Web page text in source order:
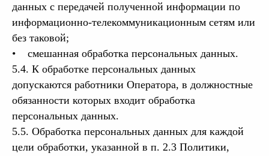
данных с передачей полученной информации по
информационно-телекоммуникационным сетям или
без таковой;
• смешанная обработка персональных данных.
5.4. К обработке персональных данных
допускаются работники Оператора, в должностные
обязанности которых входит обработка
персональных данных.
5.5. Обработка персональных данных для каждой
цели обработки, указанной в п. 2.3 Политики,